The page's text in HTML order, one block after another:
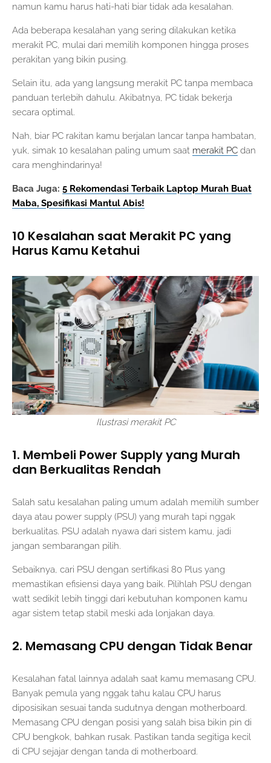
namun kamu harus hati-hati biar tidak ada kesalahan.
Ada beberapa kesalahan yang sering dilakukan ketika
merakit PC, mulai dari memilih komponen hingga proses
perakitan yang bikin pusing.
Selain itu, ada yang langsung merakit PC tanpa membaca
panduan terlebih dahulu. Akibatnya, PC tidak bekerja
secara optimal.
Nah, biar PC rakitan kamu berjalan lancar tanpa hambatan,
yuk, simak 10 kesalahan paling umum saat merakit PC dan
cara menghindarinya!
Baca Juga: 5 Rekomendasi Terbaik Laptop Murah Buat
Maba, Spesifikasi Mantul Abis!
10 Kesalahan saat Merakit PC yang
Harus Kamu Ketahui
Ilustrasi merakit PC
1. Membeli Power Supply yang Murah
dan Berkualitas Rendah
Salah satu kesalahan paling umum adalah memilih sumber
daya atau power supply (PSU) yang murah tapi nggak
berkualitas. PSU adalah nyawa dari sistem kamu, jadi
jangan sembarangan pilih.
Sebaiknya, cari PSU dengan sertifikasi 80 Plus yang
memastikan efisiensi daya yang baik. Pilihlah PSU dengan
watt sedikit lebih tinggi dari kebutuhan komponen kamu
agar sistem tetap stabil meski ada lonjakan daya.
2. Memasang CPU dengan Tidak Benar
Kesalahan fatal lainnya adalah saat kamu memasang CPU.
Banyak pemula yang nggak tahu kalau CPU harus
diposisikan sesuai tanda sudutnya dengan motherboard.
Memasang CPU dengan posisi yang salah bisa bikin pin di
CPU bengkok, bahkan rusak. Pastikan tanda segitiga kecil
di CPU sejajar dengan tanda di motherboard.